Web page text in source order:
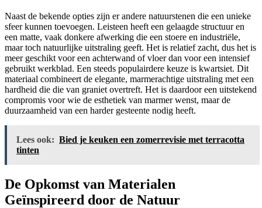
Naast de bekende opties zijn er andere natuurstenen die een unieke
sfeer kunnen toevoegen. Leisteen heeft een gelaagde structuur en
een matte, vaak donkere afwerking die een stoere en industriële,
maar toch natuurlijke uitstraling geeft. Het is relatief zacht, dus het is
meer geschikt voor een achterwand of vloer dan voor een intensief
gebruikt werkblad. Een steeds populairdere keuze is kwartsiet. Dit
materiaal combineert de elegante, marmerachtige uitstraling met een
hardheid die die van graniet overtreft. Het is daardoor een uitstekend
compromis voor wie de esthetiek van marmer wenst, maar de
duurzaamheid van een harder gesteente nodig heeft.
Lees ook: Bied je keuken een zomerrevisie met terracotta
tinten
De Opkomst van Materialen
Geïnspireerd door de Natuur